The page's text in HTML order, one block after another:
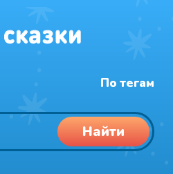
По тегам
Найти